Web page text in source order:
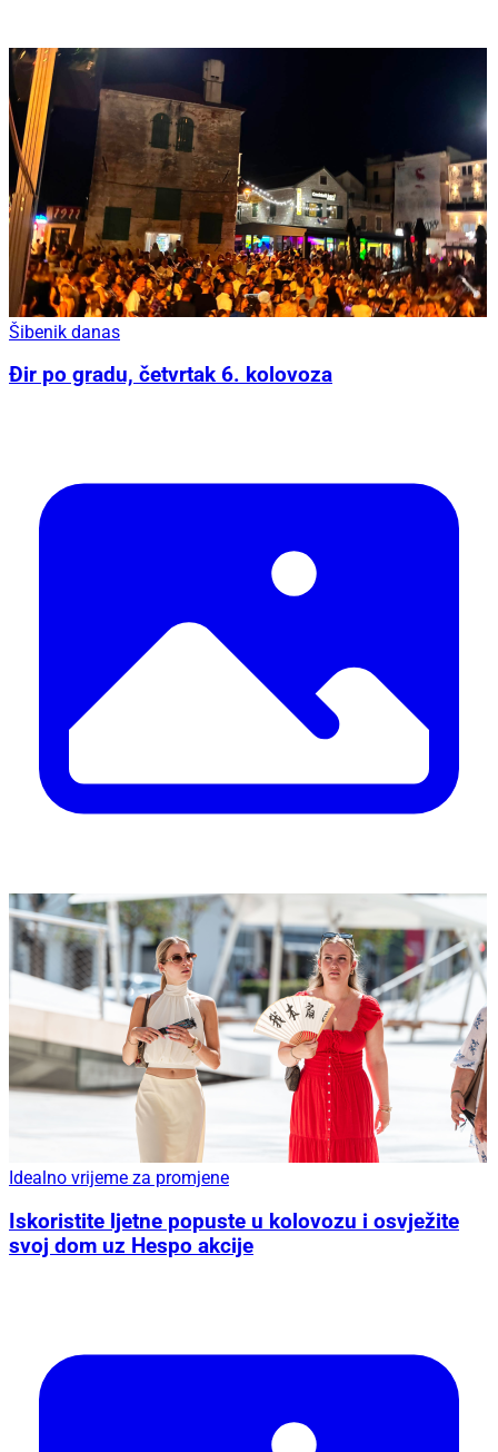
Šibenik danas
Đir po gradu, četvrtak 6. kolovoza
Idealno vrijeme za promjene
Iskoristite ljetne popuste u kolovozu i osvježite
svoj dom uz Hespo akcije